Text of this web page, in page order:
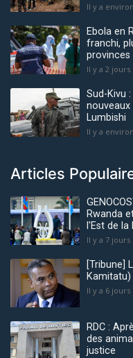
Il y a
Ebola en
franchi,
provinces
Il y a 2 jours
Sud-Kivu
Lumbishi
Il y a
Articles
Rwanda
l'Est de la
Il y a 7 jours
[Tribune]
Kamitatu)
Il y a 6 jours
RDC :
des
justice